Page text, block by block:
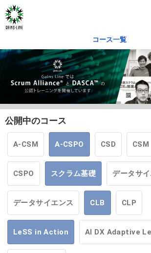
コース一覧
公開中のコース
A-CSM A-CSPO CSD CSM
CSPO スクラム基礎 データサ
データサイエンス CLB CLP
LeSS in Action AI DX Adaptive